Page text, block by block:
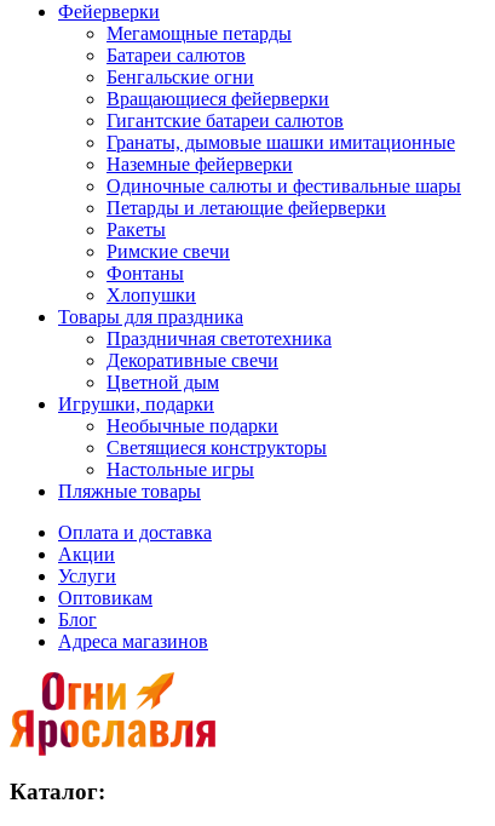
Фейерверки
Мегамощные петарды
Батареи салютов
Бенгальские огни
Вращающиеся фейерверки
Гигантские батареи салютов
Гранаты, дымовые шашки имитационные
Наземные фейерверки
Одиночные салюты и фестивальные шары
Петарды и летающие фейерверки
Ракеты
Римские свечи
Фонтаны
Хлопушки
Товары для праздника
Праздничная светотехника
Декоративные свечи
Цветной дым
Игрушки, подарки
Необычные подарки
Светящиеся конструкторы
Настольные игры
Пляжные товары
Оплата и доставка
Акции
Услуги
Оптовикам
Блог
Адреса магазинов
Каталог: